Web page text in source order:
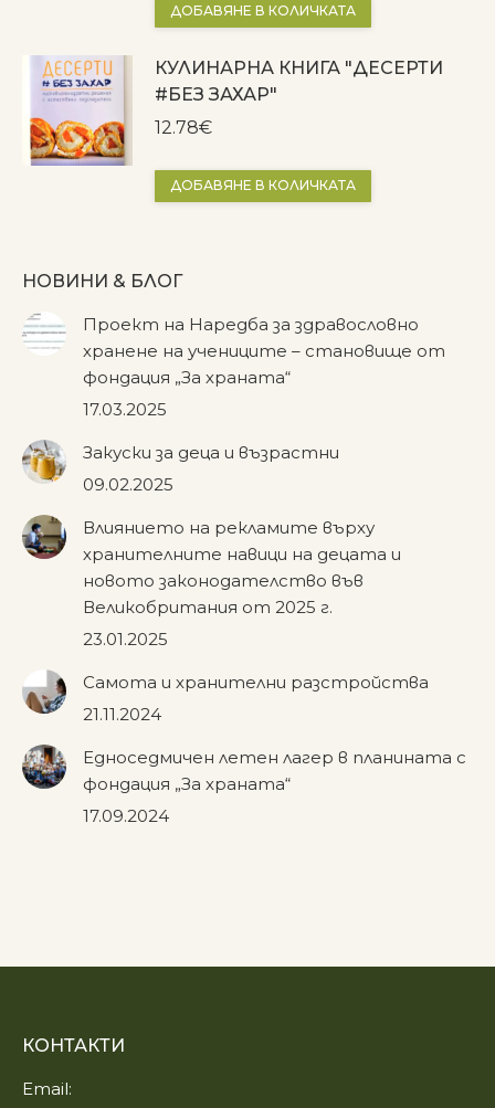
ДОБАВЯНЕ В КОЛИЧКАТА
КУЛИНАРНА КНИГА "ДЕСЕРТИ
#БЕЗ ЗАХАР"
12.78€
ДОБАВЯНЕ В КОЛИЧКАТА
НОВИНИ & БЛОГ
Проект на Наредба за здравословно
хранене на учениците – становище от
фондация „За храната“
17.03.2025
Закуски за деца и възрастни
09.02.2025
Влиянието на рекламите върху
хранителните навици на децата и
новото законодателство във
Великобритания от 2025 г.
23.01.2025
Самота и хранителни разстройства
21.11.2024
Едноседмичен летен лагер в планината с
фондация „За храната“
17.09.2024
КОНТАКТИ
Email: